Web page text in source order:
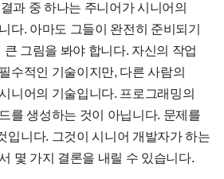
과 중 하나는 주니어가 시니어의
다. 아마도 그들이 완전히 준비되기
그림을 봐야 합니다. 자신의 작업
수적인 기술이지만, 다른 사람의
니어의 기술입니다. 프로그래밍의
를 생성하는 것이 아닙니다. 문제를
입니다. 그것이 시니어 개발자가 하는
몇 가지 결론을 내릴 수 있습니다.